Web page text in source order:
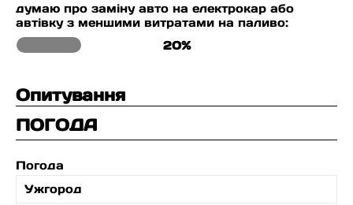
думаю про заміну авто на електрокар або
автівку з меншими витратами на паливо:
20%
Опитування
ПОГОДА
Погода
Ужгород